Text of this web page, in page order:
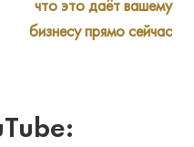
что это даёт вашему
бизнесу прямо сейчас